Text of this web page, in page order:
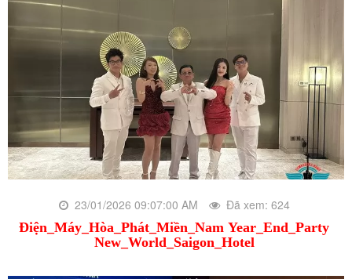
23/01/2026 09:07:00 AM Đã xem: 624
Điện_Máy_Hòa_Phát_Miền_Nam Year_End_Party
New_World_Saigon_Hotel